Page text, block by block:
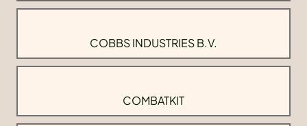
COBBS INDUSTRIES B.V.
COMBATKIT